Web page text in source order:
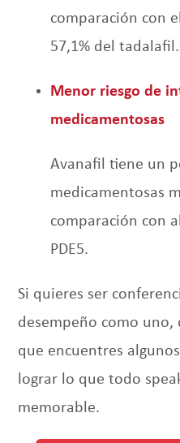
comparación con
57,1% del tadalafil.
Menor riesgo de
medicamentosas
Avanafil tiene un
medicamentosas
comparación con
PDE5.
Si quieres ser
desempeño como uno,
que encuentres
lograr lo que todo
memorable.